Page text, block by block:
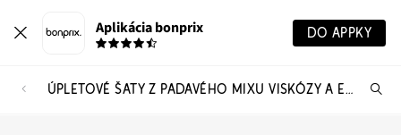
Aplikácia bonprix DO APPKY
ÚPLETOVÉ ŠATY Z PADAVÉHO MIXU VISKÓZY A ELASTANU